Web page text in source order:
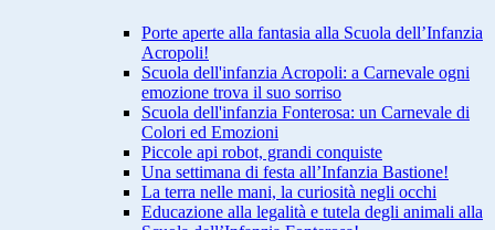
Porte aperte alla fantasia alla Scuola dell’Infanzia
Acropoli!
Scuola dell'infanzia Acropoli: a Carnevale ogni
emozione trova il suo sorriso
Scuola dell'infanzia Fonterosa: un Carnevale di
Colori ed Emozioni
Piccole api robot, grandi conquiste
Una settimana di festa all’Infanzia Bastione!
La terra nelle mani, la curiosità negli occhi
Educazione alla legalità e tutela degli animali alla